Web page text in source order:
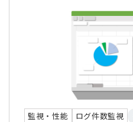
監視・性能 ログ件数監視